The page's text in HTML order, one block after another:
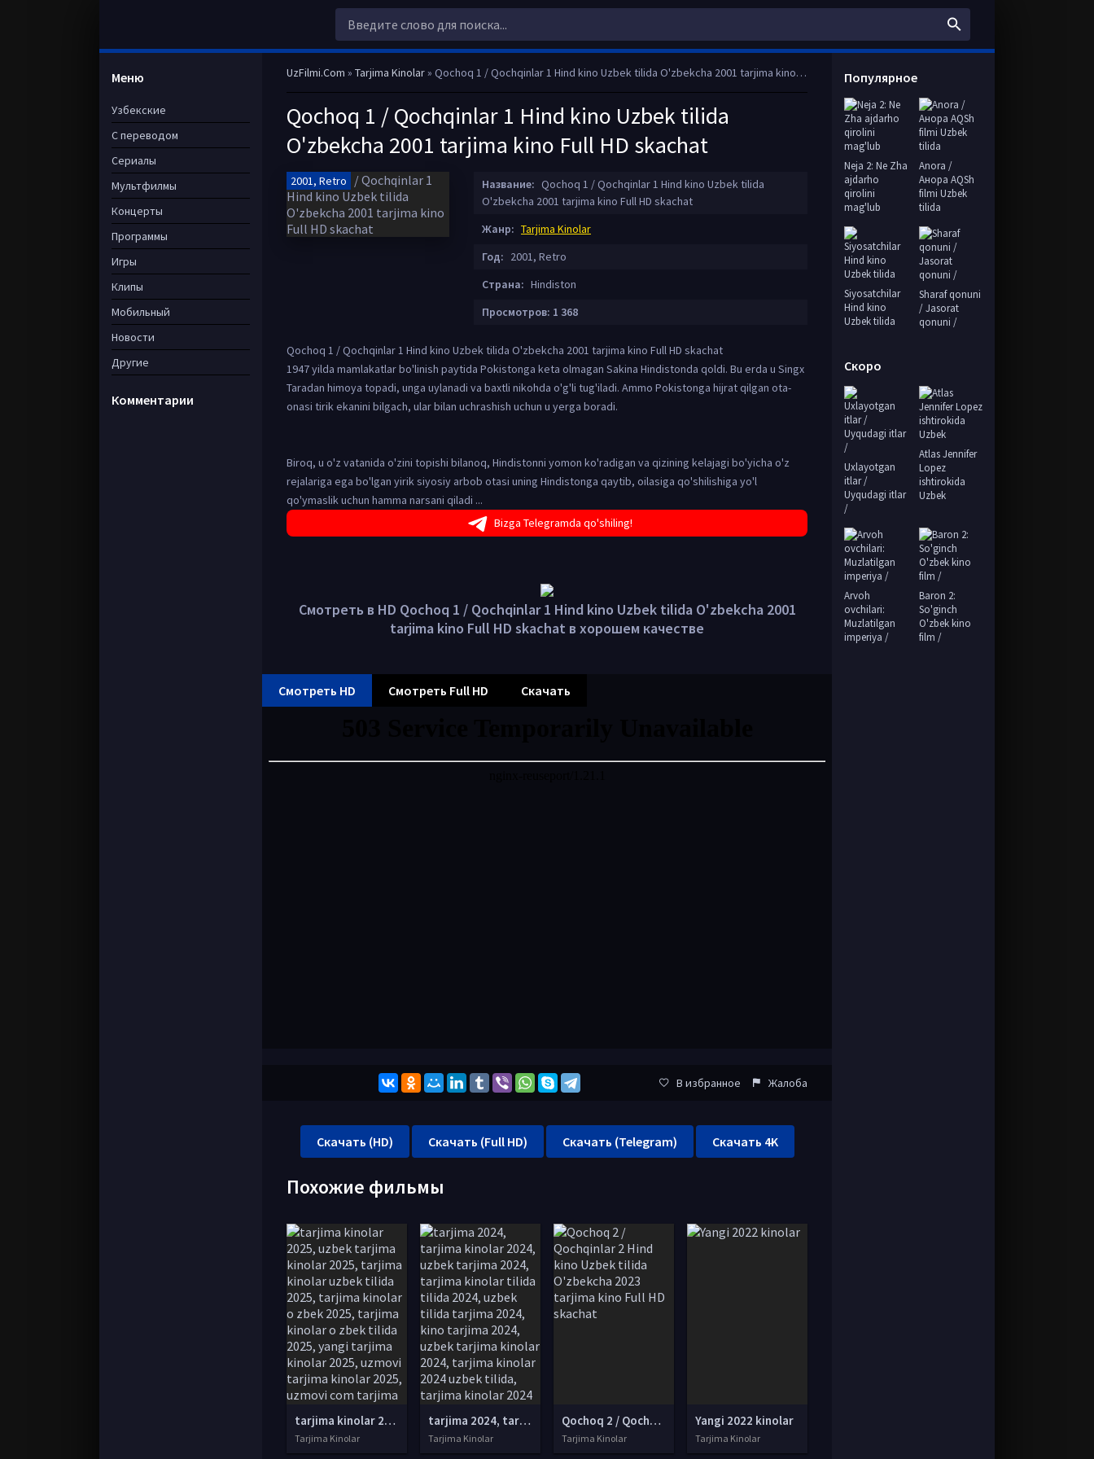
UzFilmi.Com » Tarjima Kinolar» Qochoq 1 / Qochqinlar 1 Hind kino Uzbek tilida O'zbekcha 2001 tarjima kino Full HD skachat
Qochoq 1 / Qochqinlar 1 Hind kino Uzbek tilida
O'zbekcha 2001 tarjima kino Full HD skachat
2001, Retro Название: Qochoq 1 / Qochqinlar 1 Hind kino Uzbek tilida
O'zbekcha 2001 tarjima kino Full HD skachat
Жанр: Tarjima Kinolar
Год: 2001, Retro
Страна: Hindiston
Просмотров: 1 368
Qochoq 1 / Qochqinlar 1 Hind kino Uzbek tilida O'zbekcha 2001 tarjima kino Full HD skachat
1947 yilda mamlakatlar bo'linish paytida Pokistonga keta olmagan Sakina Hindistonda qoldi. Bu erda u Singx
Taradan himoya topadi, unga uylanadi va baxtli nikohda o'g'li tug'iladi. Ammo Pokistonga hijrat qilgan ota-
onasi tirik ekanini bilgach, ular bilan uchrashish uchun u yerga boradi.
Biroq, u o'z vatanida o'zini topishi bilanoq, Hindistonni yomon ko'radigan va qizining kelajagi bo'yicha o'z
rejalariga ega bo'lgan yirik siyosiy arbob otasi uning Hindistonga qaytib, oilasiga qo'shilishiga yo'l
qo'ymaslik uchun hamma narsani qiladi ...
Bizga Telegramda qo'shiling!
Смотреть в HD Qochoq 1 / Qochqinlar 1 Hind kino Uzbek tilida O'zbekcha 2001
tarjima kino Full HD skachat в хорошем качестве
Смотреть HD Смотреть Full HD Скачать
В избранное Жалоба
Скачать (HD) Скачать (Full HD) Скачать (Telegram) Скачать 4K
Похожие фильмы
tarjima kinolar 2025, uzbek tarjima kinolar 2025, tarjima kinolar uzbek tilida 2025, tarjima kinolar o zbek 2025, tarjima kinolar o zbek tilida 2025, yangi tarjima kinolar 2025, uzmovi tarjima kinolar 2025, uzmovi com tarjima kinolar 2025, uzbekcha t
Tarjima Kinolar
tarjima 2024, tarjima kinolar 2024, uzbek tarjima 2024, tarjima kinolar tilida tilida 2024, uzbek tilida tarjima 2024, kino tarjima 2024, uzbek tarjima kinolar 2024, tarjima kinolar 2024 uzbek tilida, tarjima kinolar 2024 o zbek, tarjima kinolar 2024
Tarjima Kinolar
Qochoq 2 / Qochqinlar 2 Hind kino Uzbek tilida O'zbekcha 2023 tarjima kino Full HD skachat
Tarjima Kinolar
Yangi 2022 kinolar
Tarjima Kinolar
Меню
Узбекские
С переводом
Сериалы
Мультфилмы
Концерты
Программы
Игры
Клипы
Мобильный
Новости
Другие
Комментарии
Популярное
Neja 2: Ne Zha
ajdarho
qirolini
mag'lub
Anora /
Анора AQSh
filmi Uzbek
tilida
Siyosatchilar
Hind kino
Uzbek tilida
Sharaf qonuni
/ Jasorat
qonuni /
Скоро
Uxlayotgan
itlar /
Uyqudagi itlar
/
Atlas Jennifer
Lopez
ishtirokida
Uzbek
Arvoh
ovchilari:
Muzlatilgan
imperiya /
Baron 2:
So'ginch
O'zbek kino
film /